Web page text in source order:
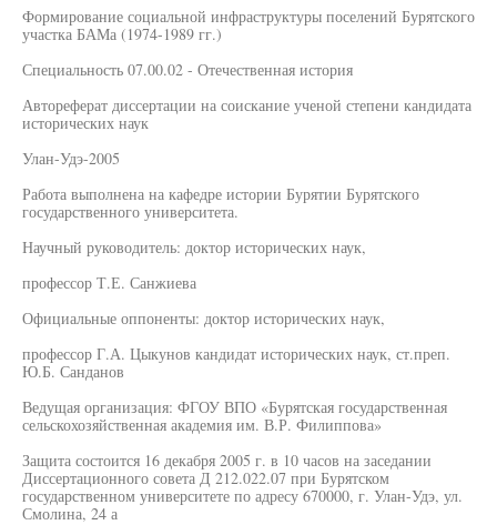
Формирование социальной инфраструктуры поселений Бурятского
участка БАМа (1974-1989 гг.)
Специальность 07.00.02 - Отечественная история
Автореферат диссертации на соискание ученой степени кандидата
исторических наук
Улан-Удэ-2005
Работа выполнена на кафедре истории Бурятии Бурятского
государственного университета.
Научный руководитель: доктор исторических наук,
профессор Т.Е. Санжиева
Официальные оппоненты: доктор исторических наук,
профессор Г.А. Цыкунов кандидат исторических наук, ст.преп.
Ю.Б. Санданов
Ведущая организация: ФГОУ ВПО «Бурятская государственная
сельскохозяйственная академия им. В.Р. Филиппова»
Защита состоится 16 декабря 2005 г. в 10 часов на заседании
Диссертационного совета Д 212.022.07 при Бурятском
государственном университете по адресу 670000, г. Улан-Удэ, ул.
Смолина, 24 а